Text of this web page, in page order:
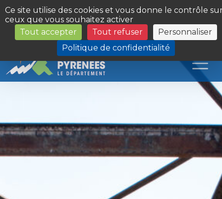
Panneau de gestion des cookies
Ce site utilise des cookies et vous donne le contrôle
ceux que vous souhaitez activer
Tout accepter
Tout refuser
Personnaliser
Politique de confidentialité
Les Sites du Département